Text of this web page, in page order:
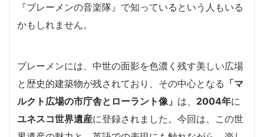
『ブレーメンの音楽隊』で知っているという人もいる
かもしれません。
ブレーメンには、中世の面影を色濃く残す美しい広場
と歴史的建築物が残されており、その中心となる 「マ
ルクト広場の市庁舎とローラント像」 は、 2004年に
ユネスコ世界遺産に登録されました。今回は、この世